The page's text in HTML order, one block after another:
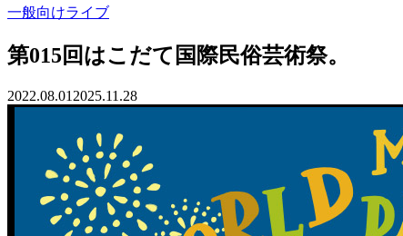
一般向けライブ
第015回はこだて国際民俗芸術祭。
2022.08.01 2025.11.28